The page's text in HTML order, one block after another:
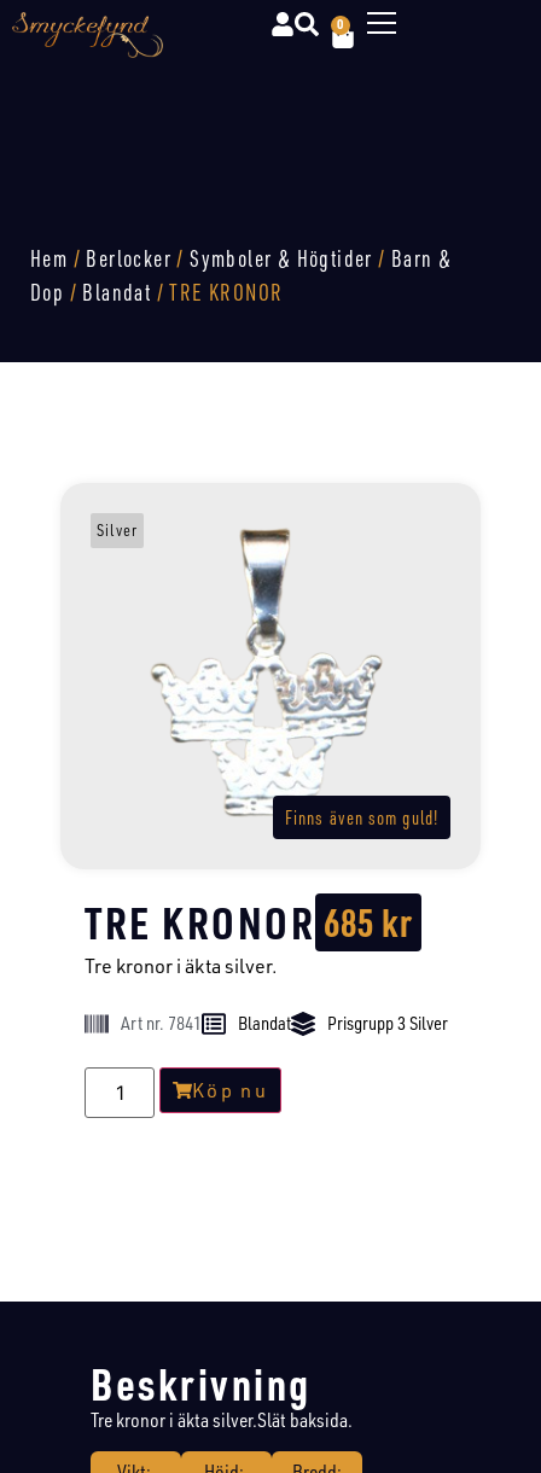
0
Hem / Berlocker /Symboler & Högtider / Barn &
Dop / Blandat / TRE KRONOR
Finns även som guld!
Silver
TRE KRONOR 685kr
Tre kronor i äkta silver.
Art nr. 7841 Blandat Prisgrupp 3 Silver
Köp nu
Beskrivning
Tre kronor i äkta silver.Slät baksida.